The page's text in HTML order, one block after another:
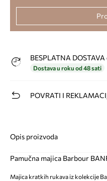
BESPLATNA DOSTAVA
Dostava u roku od 48 sati
POVRATI I
Opis proizvoda
Pamučna majica Barbour
Majica kratkih rukava iz kolekcije